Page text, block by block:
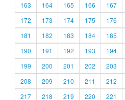
163
164 165 166 167
172
173 174 175 176
181
182 183 184 185
190
191 192 193 194
199
200 201 202 203
208
209 210 211 212
217
218 219 220 221